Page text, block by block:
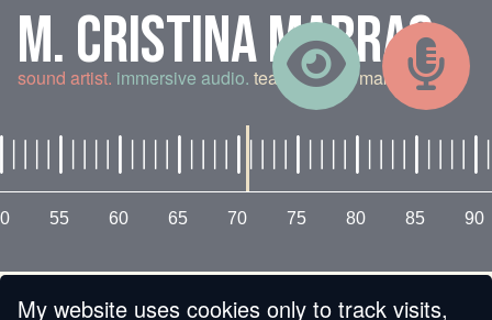
M. CRISTINA MARRAS
sound artist. immersive audio. teaching and making.
55 60 65 70 75 80 85 90
My website uses cookies only to track visits,